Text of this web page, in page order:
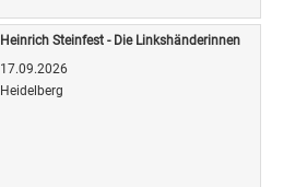
Heinrich Steinfest - Die Linkshänderinnen
17.09.2026
Heidelberg